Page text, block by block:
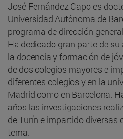
José Fernández Capo es
Universidad Autónoma de
programa de dirección
Ha dedicado gran parte de
la docencia y formación de
de dos colegios mayores e
diferentes colegios y en la
Madrid como en Barcelona.
años las investigaciones
de Turín e impartido diversas
tema.